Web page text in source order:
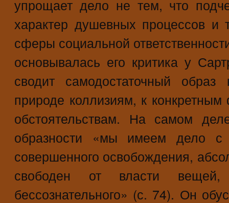
упрощает дело не тем, что
характер душевных процессов
сферы социальной
основывалась его критика у
сводит самодостаточный
природе коллизиям, к
обстоятельствам. На самом
образности «мы имеем дело с
совершенного освобождения,
свободен от власти
бессознательного» (с. 74). Он